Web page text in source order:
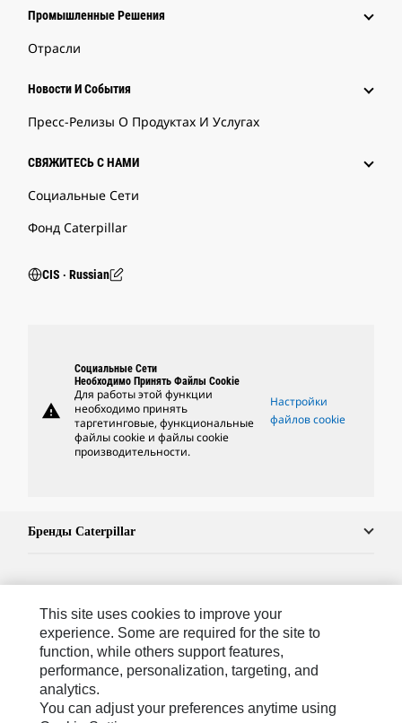
Промышленные Решения
Отрасли
Новости И События
Пресс-Релизы О Продуктах И Услугах
СВЯЖИТЕСЬ С НАМИ
Социальные Сети
Фонд Caterpillar
CIS ‧ Russian
warning
Социальные Сети
Необходимо Принять Файлы Cookie
Для работы этой функции
необходимо принять
таргетинговые, функциональные
файлы cookie и файлы cookie
производительности.
Настройки
файлов cookie
Бренды Caterpillar
Связаться С Caterpillar
Карта Сайта
Cookie Settings
Юридическая Информация
This site uses cookies to improve your
experience. Some are required for the site to
function, while others support features,
performance, personalization, targeting, and
analytics.
You can adjust your preferences anytime using